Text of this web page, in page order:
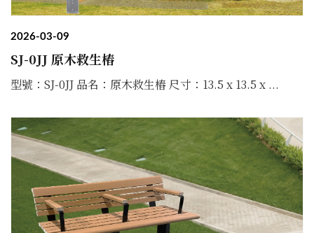
2026-03-09
SJ-0JJ 原木救生樁
型號：SJ-0JJ 品名：原木救生樁 尺寸：13.5 x 13.5 x ...